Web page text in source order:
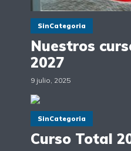
SinCategoria
Nuestros
2027
9 julio, 2025
SinCategoria
Curso Total